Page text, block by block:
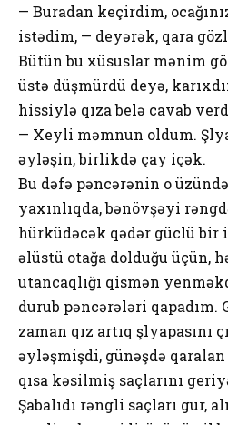
— Buradan keçirdim,
istədim, — deyərək, qara
Bütün bu xüsuslar mənim
üstə düşmürdü deyə,
hissiylə qıza belə cavab
— Xeyli məmnun oldum.
əyləşin, birlikdə çay içək.
Bu dəfə pəncərənin o
yaxınlıqda, bənövşəyi
hürküdəcək qədər güclü bir
əlüstü otağa dolduğu üçün,
utancaqlığı qismən
durub pəncərələri qapadım.
zaman qız artıq şlyapasını
əyləşmişdi, günəşdə
qısa kəsilmiş saçlarını
Şabalıdı rəngli saçları gur,